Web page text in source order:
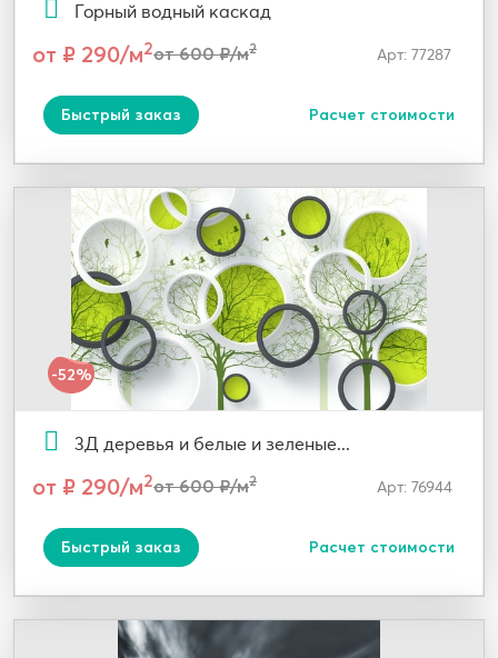
Горный водный каскад
от ₽ 290/м2от 600 ₽/м2 Арт: 77287
Быстрый заказ Расчет стоимости
-52%
3Д деревья и белые и зеленые...
от ₽ 290/м2от 600 ₽/м2 Арт: 76944
Быстрый заказ Расчет стоимости